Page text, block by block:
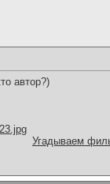
автор?)
Угадываем